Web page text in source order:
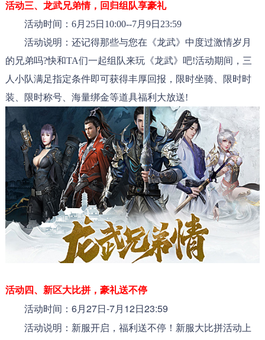
活动三、 龙武兄弟情，回归组队享豪礼
活动时间：6月25日10:00--7月9日23:59
活动说明：还记得那些与您在《龙武》中度过激情岁月
的兄弟吗?快和TA们一起组队来玩《龙武》吧!活动期间，三
人小队满足指定条件即可获得丰厚回报，限时坐骑、限时时
装、限时称号、海量绑金等道具福利大放送!
活动四、 新区大比拼，豪礼送不停
活动时间：6月27日-7月12日23:59
活动说明：新服开启，福利送不停！新服大比拼活动上